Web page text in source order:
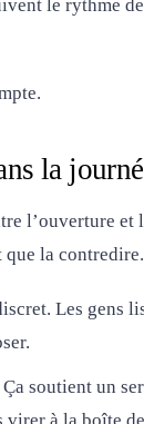
le rythme
la
l’ouverture et
que la contredire.
Les gens
soutient un